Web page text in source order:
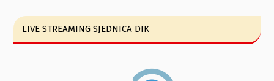
LIVE STREAMING SJEDNICA DIK